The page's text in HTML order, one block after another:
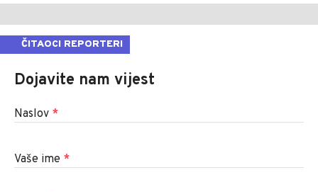
ČITAOCI REPORTERI
Dojavite nam vijest
Naslov *
Vaše ime *